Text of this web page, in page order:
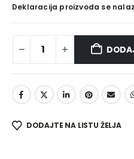
Deklaracija proizvoda se
DODAJTE NA LISTU ŽELJA